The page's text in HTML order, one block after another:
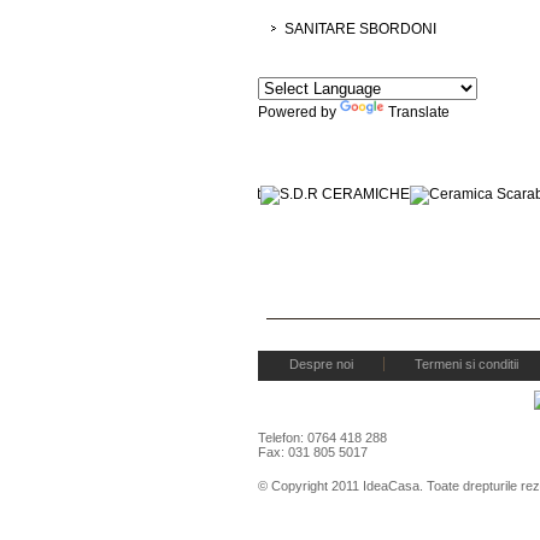
SANITARE SBORDONI
Powered by Translate
Despre noi Termeni si conditii
Telefon: 0764 418 288
Fax: 031 805 5017
© Copyright 2011 IdeaCasa. Toate drepturile